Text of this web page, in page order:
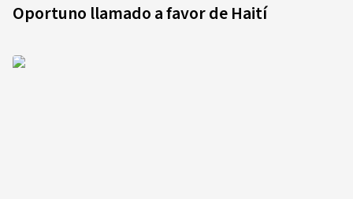
Oportuno llamado a favor de Haití